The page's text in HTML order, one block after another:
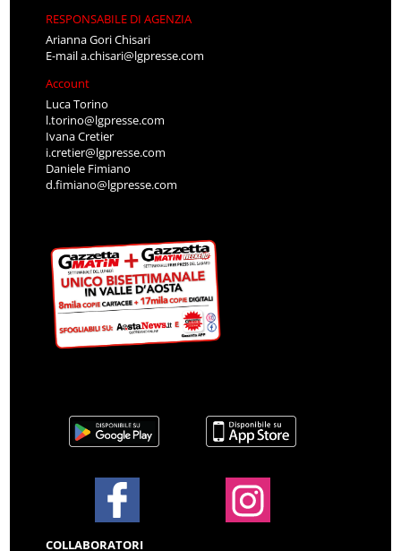
RESPONSABILE DI AGENZIA
Arianna Gori Chisari
E-maila.chisari@lgpresse.com
Account
Luca Torino
l.torino@lgpresse.com
Ivana Cretier
i.cretier@lgpresse.com
Daniele Fimiano
d.fimiano@lgpresse.com
COLLABORATORI